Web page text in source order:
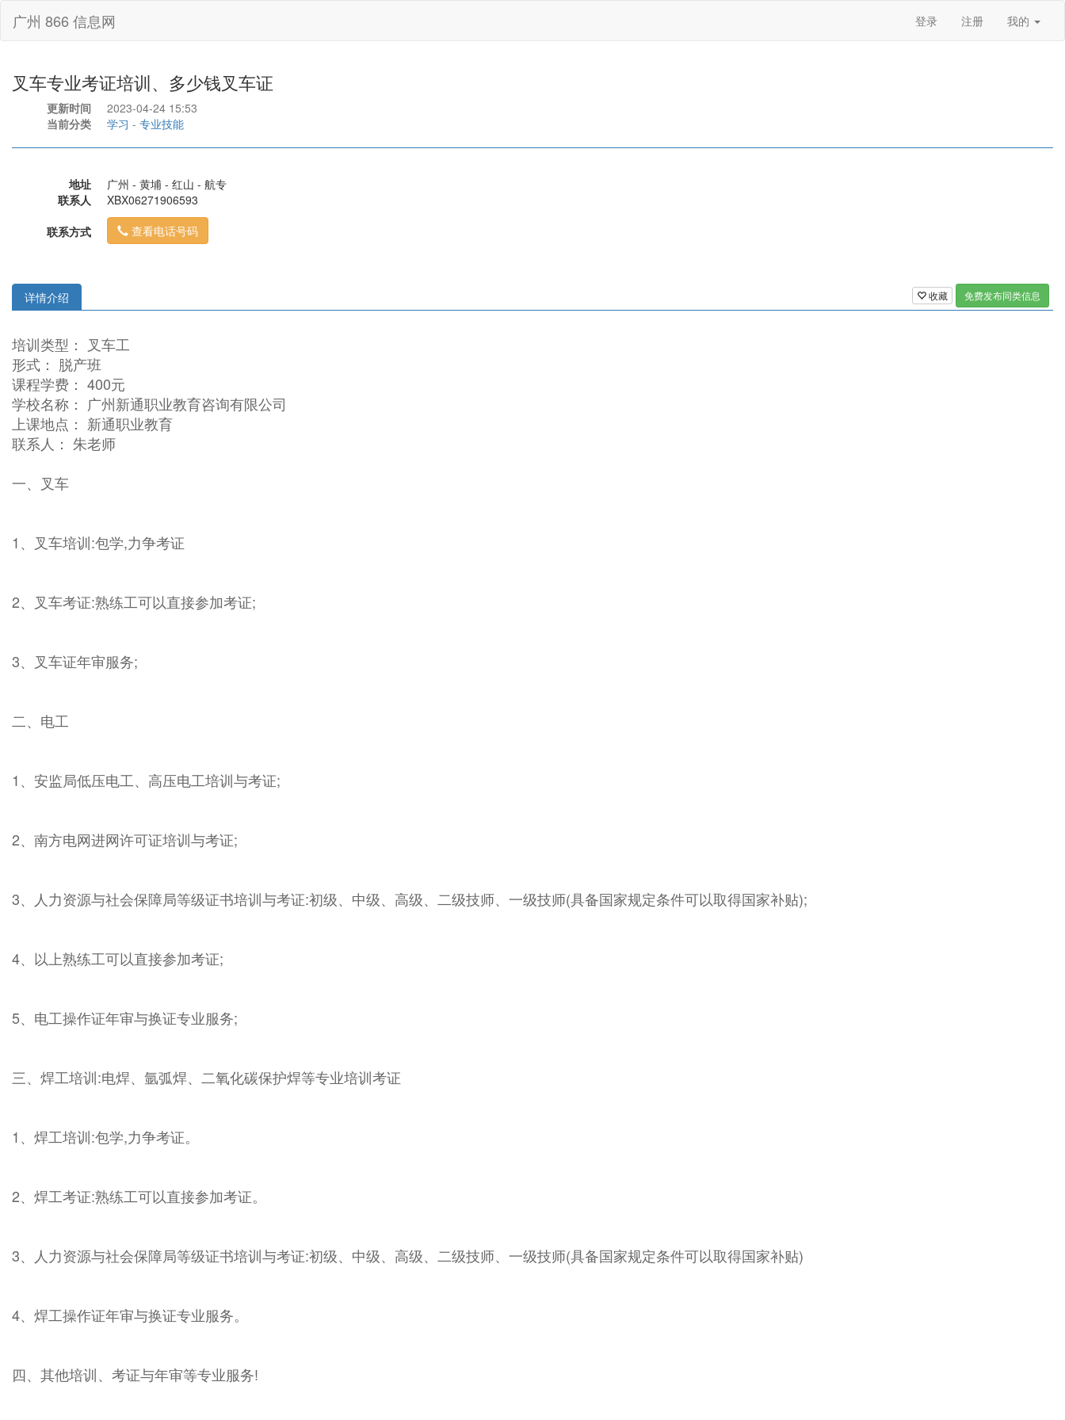
广州 866 信息网 登录 注册 我的
叉车专业考证培训、多少钱叉车证
更新时间
2023-04-24 15:53
当前分类
学习 - 专业技能
地址
广州 - 黄埔 - 红山 - 航专
联系人
XBX06271906593
联系方式
查看电话号码
收藏 免费发布同类信息
详情介绍
培训类型： 叉车工
形式： 脱产班
课程学费： 400元
学校名称： 广州新通职业教育咨询有限公司
上课地点： 新通职业教育
联系人： 朱老师
一、叉车
1、叉车培训:包学,力争考证
2、叉车考证:熟练工可以直接参加考证;
3、叉车证年审服务;
二、电工
1、安监局低压电工、高压电工培训与考证;
2、南方电网进网许可证培训与考证;
3、人力资源与社会保障局等级证书培训与考证:初级、中级、高级、二级技师、一级技师(具备国家规定条件可以取得国家补贴);
4、以上熟练工可以直接参加考证;
5、电工操作证年审与换证专业服务;
三、焊工培训:电焊、氩弧焊、二氧化碳保护焊等专业培训考证
1、焊工培训:包学,力争考证。
2、焊工考证:熟练工可以直接参加考证。
3、人力资源与社会保障局等级证书培训与考证:初级、中级、高级、二级技师、一级技师(具备国家规定条件可以取得国家补贴)
4、焊工操作证年审与换证专业服务。
四、其他培训、考证与年审等专业服务!